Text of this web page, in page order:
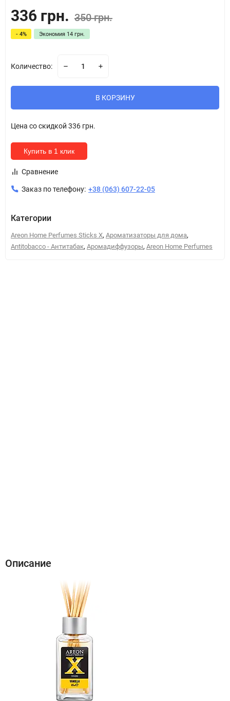
336 грн. 350 грн.
- 4% Экономия 14 грн.
Количество:
В КОРЗИНУ
Цена со скидкой 336 грн.
Купить в 1 клик
Сравнение
Заказ по телефону: +38 (063) 607-22-05
Категории
Areon Home Perfumes Sticks X, Ароматизаторы для дома,
Antitobacco - Антитабак, Аромадиффузоры, Areon Home Perfumes
Описание